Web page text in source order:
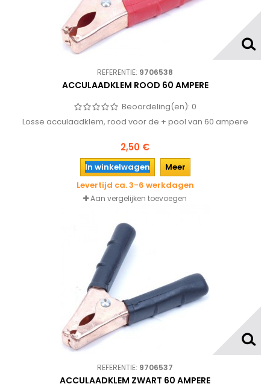
REFERENTIE: 9706538
ACCULAADKLEM ROOD 60 AMPERE
Beoordeling(en): 0
Losse acculaadklem, rood voor de + pool van 60 ampere
2,50 €
In winkelwagen
Meer
Levertijd ca. 3-6 werkdagen
Aan vergelijken toevoegen
REFERENTIE: 9706537
ACCULAADKLEM ZWART 60 AMPERE